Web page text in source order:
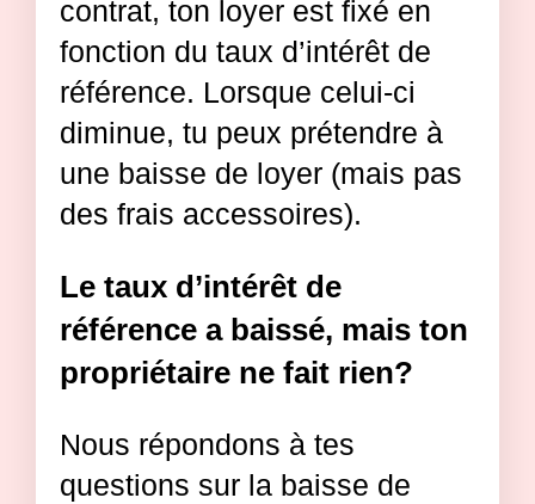
contrat, ton loyer est fixé en
fonction du taux d’intérêt de
référence. Lorsque celui-ci
diminue, tu peux prétendre à
une baisse de loyer (mais pas
des frais accessoires).
Le taux d’intérêt de
référence a baissé, mais ton
propriétaire ne fait rien?
Nous répondons à tes
questions sur la baisse de